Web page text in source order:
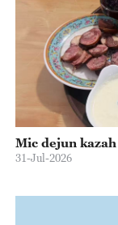
Mic dejun kazah
31-Jul-2026